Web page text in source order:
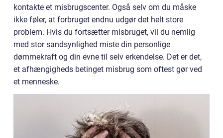
kontakte et misbrugscenter. Også selv om du måske
ikke føler, at forbruget endnu udgør det helt store
problem. Hvis du fortsætter misbruget, vil du nemlig
med stor sandsynlighed miste din personlige
dømmekraft og din evne til selv erkendelse. Det er det,
et afhængigheds betinget misbrug som oftest gør ved
et menneske.